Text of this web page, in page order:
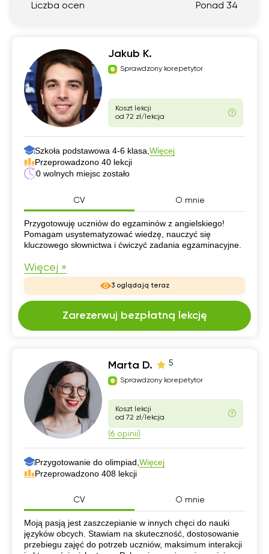
Liczba ocen
Ponad 34
Jakub K.
Sprawdzony korepetytor
Koszt lekcji
od 72 zł/lekcja
Szkoła podstawowa 4-6 klasa, Więcej
Przeprowadzono 40 lekcji
0 wolnych miejsc zostało
CV O mnie
CV
Przygotowuję uczniów do egzaminów z angielskiego!
Pomagam usystematyzować wiedzę, nauczyć się
kluczowego słownictwa i ćwiczyć zadania egzaminacyjne.
Więcej »
3 oglądają teraz
Zarezerwuj bezpłatną lekcję
Marta D. 5
Sprawdzony korepetytor
Koszt lekcji
od 72 zł/lekcja
(6 opinii)
Przygotowanie do olimpiad, Więcej
Przeprowadzono 408 lekcji
CV O mnie
CV
Moją pasją jest zaszczepianie w innych chęci do nauki
języków obcych. Stawiam na skuteczność, dostosowanie
przebiegu zajęć do potrzeb uczniów, maksimum interakcji